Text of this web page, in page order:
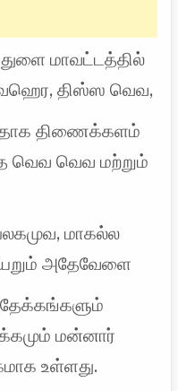
மாவட்டத்தில்
திஸ்ஸ வெவ,
திணைக்களம்
வெவ வெவ மற்றும்
மாகல்ல
அதேவேளை
மன்னார்
உள்ளது.